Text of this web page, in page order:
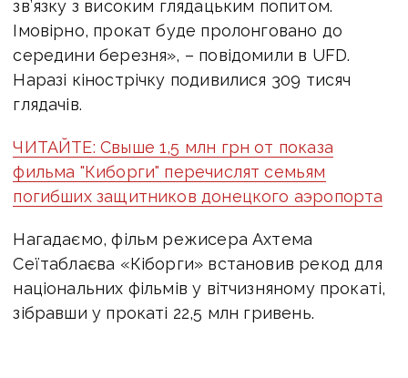
зв’язку з високим глядацьким попитом.
Імовірно, прокат буде пролонговано до
середини березня», – повідомили в UFD.
Наразі кінострічку подивилися 309 тисяч
глядачів.
ЧИТАЙТЕ: Свыше 1,5 млн грн от показа
фильма "Киборги" перечислят семьям
погибших защитников донецкого аэропорта
Нагадаємо, фільм режисера Ахтема
Сеїтаблаєва «Кіборги» встановив рекод для
національних фільмів у вітчизняному прокаті,
зібравши у прокаті 22,5 млн гривень.